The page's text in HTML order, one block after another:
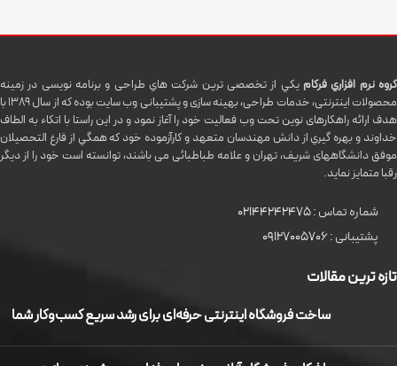
گروه نرم افزاري فرکام يکي از تخصصی ترين شرکت هاي طراحی و برنامه نویسی در زمینه
محصولات اینترنتی، خدمات طراحی، بهینه سازی و پشتیبانی وب سایت بوده که از سال 1389 با
هدف ارائه راهکارهای نوین تحت وب فعالیت خود را آغاز نمود و در این راستا با اتکاء به الطاف
خداوند و بهره گيري از دانش مهندسان متعهد و کارآزموده خود که همگي از فارغ التحصیلان
موفق دانشگاههای شريف، تهران و علامه طباطبائی می باشند، توانسته است خود را از دیگر
رقبا متمایز نماید.
شماره تماس :02144242475
پشتیبانی :09127005706
تازه ترین مقالات
ساخت فروشگاه اینترنتی حرفه‌ای برای رشد سریع کسب‌وکار شما